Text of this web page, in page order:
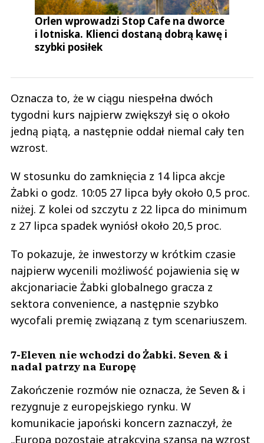
Orlen wprowadzi Stop Cafe na dworce
i lotniska. Klienci dostaną dobrą kawę i
szybki posiłek
Oznacza to, że w ciągu niespełna dwóch
tygodni kurs najpierw zwiększył się o około
jedną piątą, a następnie oddał niemal cały ten
wzrost.
W stosunku do zamknięcia z 14 lipca akcje
Żabki o godz. 10:05 27 lipca były około 0,5 proc.
niżej. Z kolei od szczytu z 22 lipca do minimum
z 27 lipca spadek wyniósł około 20,5 proc.
To pokazuje, że inwestorzy w krótkim czasie
najpierw wycenili możliwość pojawienia się w
akcjonariacie Żabki globalnego gracza z
sektora convenience, a następnie szybko
wycofali premię związaną z tym scenariuszem.
7-Eleven nie wchodzi do Żabki. Seven & i
nadal patrzy na Europę
Zakończenie rozmów nie oznacza, że Seven & i
rezygnuje z europejskiego rynku. W
komunikacie japoński koncern zaznaczył, że
„Europa pozostaje atrakcyjną szansą na wzrost